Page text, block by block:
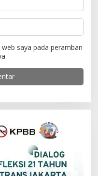
saya pada peramban